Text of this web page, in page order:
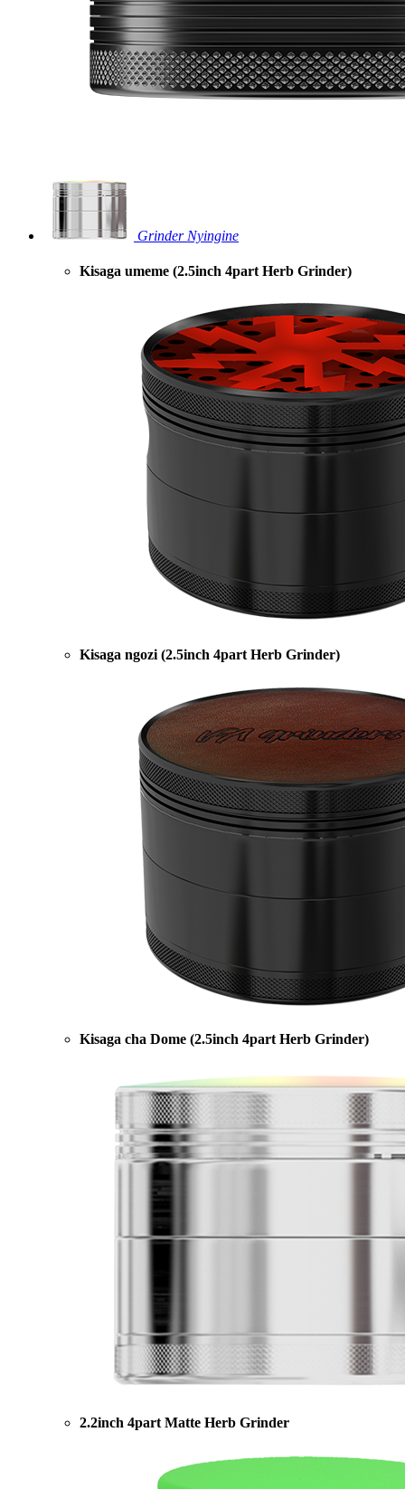
Grinder Nyingine
Kisaga umeme (2.5inch 4part Herb Grinder)
Kisaga ngozi (2.5inch 4part Herb Grinder)
Kisaga cha Dome (2.5inch 4part Herb Grinder)
2.2inch 4part Matte Herb Grinder